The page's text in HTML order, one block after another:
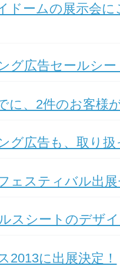
ドームの展示会
グ広告セールシ
に、2件のお客様
グ広告も、取り
ェスティバル出
スシートのデザ
2013に出展決定！